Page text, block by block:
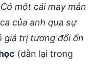
một cái may mắn
của anh qua sự
giá trị tương đối ổn
(dẫn lại trong